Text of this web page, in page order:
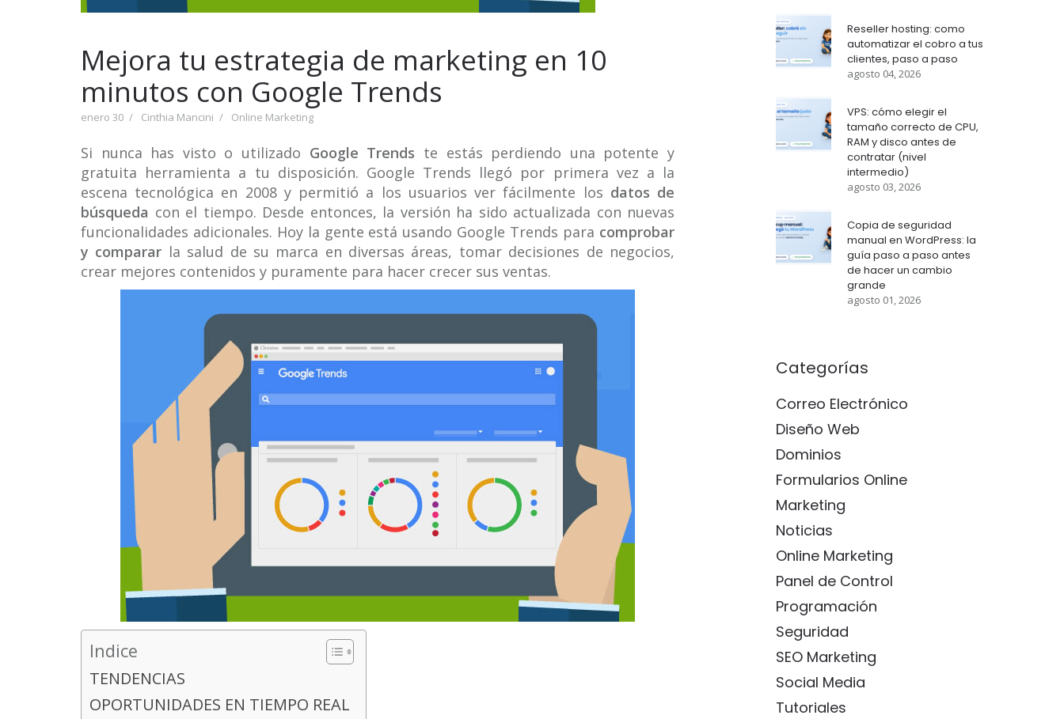
Mejora tu estrategia de marketing en 10
minutos con Google Trends
enero 30 Cinthia Mancini Online Marketing
Si nunca has visto o utilizado Google Trends te estás perdiendo una potente y
gratuita herramienta a tu disposición. Google Trends llegó por primera vez a la
escena tecnológica en 2008 y permitió a los usuarios ver fácilmente los datos de
búsqueda con el tiempo. Desde entonces, la versión ha sido actualizada con nuevas
funcionalidades adicionales. Hoy la gente está usando Google Trends para comprobar
y comparar la salud de su marca en diversas áreas, tomar decisiones de negocios,
crear mejores contenidos y puramente para hacer crecer sus ventas.
Indice
TENDENCIAS
OPORTUNIDADES EN TIEMPO REAL
Reseller hosting: como
automatizar el cobro a tus
clientes, paso a paso
agosto 04, 2026
VPS: cómo elegir el
tamaño correcto de CPU,
RAM y disco antes de
contratar (nivel
intermedio)
agosto 03, 2026
Copia de seguridad
manual en WordPress: la
guía paso a paso antes
de hacer un cambio
grande
agosto 01, 2026
Categorías
Correo Electrónico
Diseño Web
Dominios
Formularios Online
Marketing
Noticias
Online Marketing
Panel de Control
Programación
Seguridad
SEO Marketing
Social Media
Tutoriales